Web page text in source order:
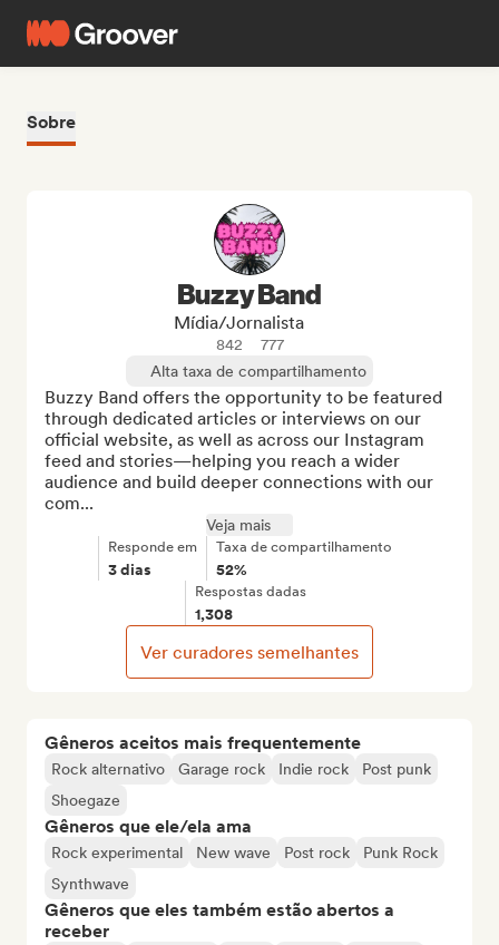
Sobre
Gêneros aceitos mais frequentemente
Rock alternativo Garage rock Indie rock
Post punk
Shoegaze
Gêneros que ele/ela ama
Rock experimental New wave Post rock
Punk Rock
Synthwave
Gêneros que eles também estão abertos a
receber
Buzzy Band
Mídia/Jornalista
842
777
Alta taxa de compartilhamento
Buzzy Band offers the opportunity to be featured
through dedicated articles or interviews on our
official website, as well as across our Instagram
feed and stories—helping you reach a wider
audience and build deeper connections with our
com...
Veja mais
Responde em
3 dias
Taxa de compartilhamento
52%
Respostas dadas
1,308
Ver curadores semelhantes